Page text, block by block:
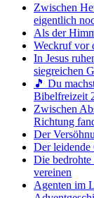
Zwischen
eigentlich
Als der
Weckruf vor
In Jesus
siegreichen
🎵 Du
Bibelfreizeit
Zwischen
Richtung
Der
Der leidende
Die bedrohte
vereinen
Agenten im